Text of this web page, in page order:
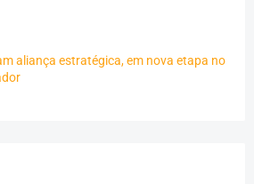
aliança estratégica, em nova etapa no